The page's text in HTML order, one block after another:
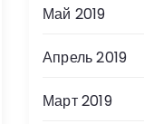
Май 2019
Апрель 2019
Март 2019